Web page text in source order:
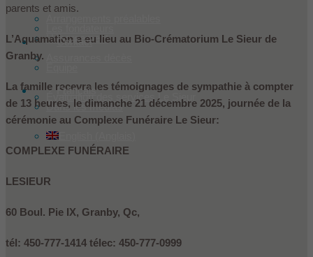
Évaluation des services Le Sieur
Dans les médias
Hébergement
Contact
Français
parents et amis.
L’Aquamation a eu lieu au Bio-Crématorium Le Sieur de
Granby.
La famille recevra les témoignages de sympathie à compter
de 13 heures, le dimanche 21 décembre 2025, journée de la
cérémonie au Complexe Funéraire Le Sieur:
COMPLEXE FUNÉRAIRE
LESIEUR
60 Boul. Pie IX, Granby, Qc,
tél: 450-777-1414 télec: 450-777-0999